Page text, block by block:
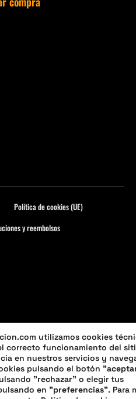
Política de cookies (UE)
y reembolsos
utilizamos cookies
correcto funcionamiento del
en nuestros servicios y
pulsando el botón "
"rechazar" o elegir tus
en "preferencias". Para